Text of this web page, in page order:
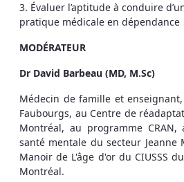
3. Évaluer l’aptitude à conduire
pratique médicale en dépendance
MODÉRATEUR
Dr David Barbeau (MD, M.Sc)
Médecin de famille et
Faubourgs, au Centre de
Montréal, au programme
santé mentale du secteur Jeanne
Manoir de L'âge d'or du CIUSSS
Montréal.